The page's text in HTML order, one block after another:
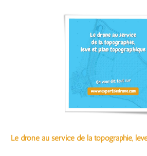
Le drone au service de la topographie,